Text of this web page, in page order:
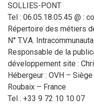
SOLLIES-PONT
Tel : 06.05.18.05.45 @ :
Répertoire des métiers
N° T.V.A.
Responsable de la
développement site :
Hébergeur : OVH –
Roubaix – France
Tel : +33 9 72 10 10 07